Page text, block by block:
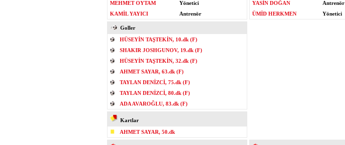
MEHMET OYTAM
Yönetici
KAMİL YAYICI
Antrenör
YASİN DOĞAN
Antrenör
ÜMİD HERKMEN
Yönetici
Goller
HÜSEYİN TAŞTEKİN, 10.dk (F)
SHAKIR JOSHGUNOV, 19.dk (F)
HÜSEYİN TAŞTEKİN, 32.dk (F)
AHMET SAYAR, 63.dk (F)
TAYLAN DENİZCİ, 75.dk (F)
TAYLAN DENİZCİ, 80.dk (F)
ADA AVAROĞLU, 83.dk (F)
Kartlar
AHMET SAYAR, 50.dk